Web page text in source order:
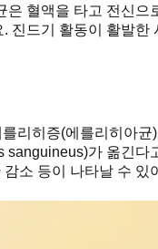
혈액을 타고 전신
진드기 활동이 활발한
리히증(에를리히아
가 옮긴
소 등이 나타날 수